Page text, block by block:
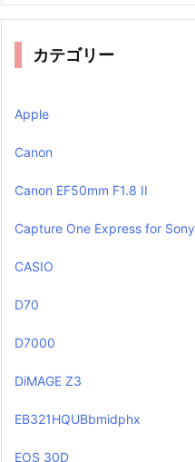
カテゴリー
Apple
Canon
Canon EF50mm F1.8 II
Capture One Express for Sony
CASIO
D70
D7000
DiMAGE Z3
EB321HQUBbmidphx
EOS 30D